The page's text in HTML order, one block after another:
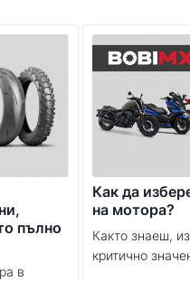
пълно
в
Как да
на мотора?
Както знаеш,
критично